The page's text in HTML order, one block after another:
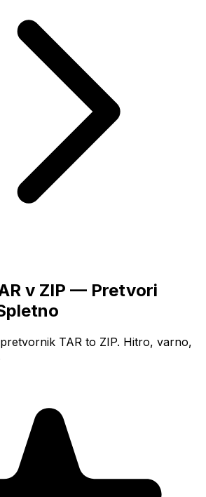
v ZIP — Pretvori
TAR to ZIP. Hitro, varno,